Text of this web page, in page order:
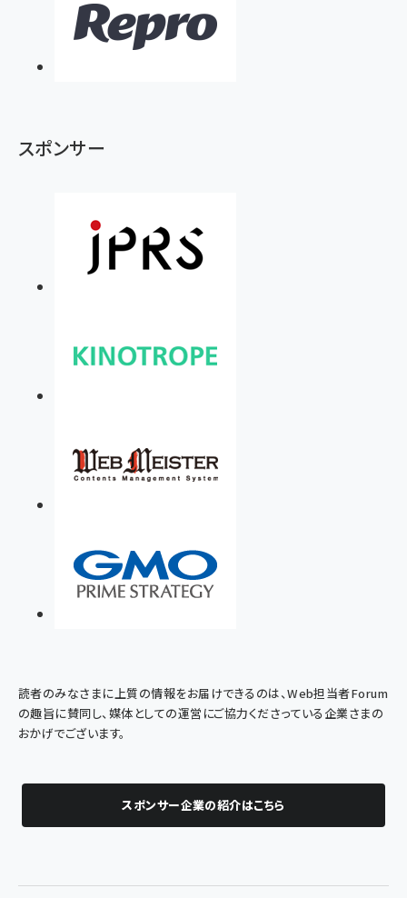
スポンサー
読者のみなさまに上質の情報をお届けできるのは、Web担当者Forum
の趣旨に賛同し、媒体としての運営にご協力くださっている企業さまの
おかげでございます。
スポンサー企業の紹介はこちら